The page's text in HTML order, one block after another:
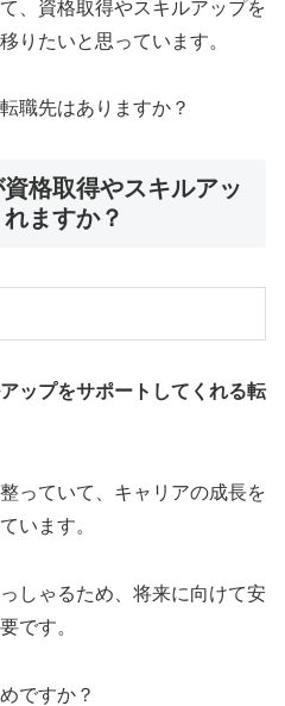
、資格取得やスキルアップを
りたいと思っています。
職先はありますか？
格取得やスキルアッ
ますか？
ップをサポートしてくれる転
っていて、キャリアの成長を
います。
しゃるため、将来に向けて安
です。
ですか？